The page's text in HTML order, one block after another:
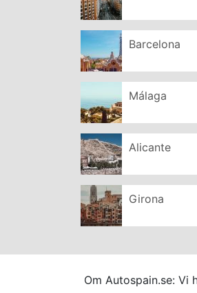
Barcelona
Málaga
Alicante
Girona
Om Autospain.se: